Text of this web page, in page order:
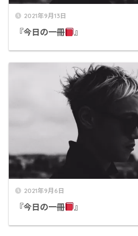
2021年9月13日
『今日の一冊 』
2021年9月6日
『今日の一冊 』